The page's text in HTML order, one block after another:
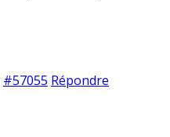
#57055 Répondre